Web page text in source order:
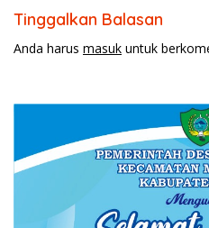
Tinggalkan Balasan
Anda harus masuk untuk